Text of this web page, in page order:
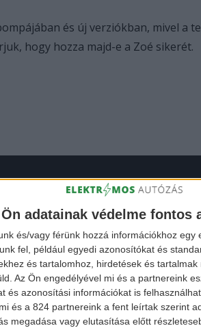
adatainak védelme fontos
és/vagy férünk hozzá információkhoz
fel, például egyedi azonosítókat és
és tartalomhoz, hirdetések és
Az Ön engedélyével mi és a partnereink
és azonosítási információkat is
és a 824 partnereink a fent leírtak szerint
megadása vagy elutasítása előtt
és új verziókban, mivel a
hogy hozza majd-e a Zoé sikerét.